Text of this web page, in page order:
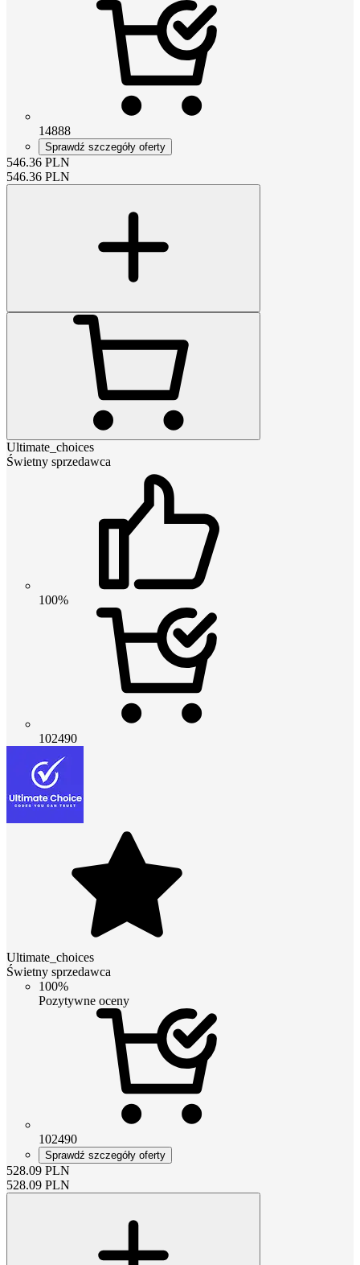
14888
Sprawdź szczegóły oferty
546.36 PLN
546.36 PLN
Ultimate_choices
Świetny sprzedawca
100%
102490
Ultimate_choices
Świetny sprzedawca
100%
Pozytywne oceny
102490
Sprawdź szczegóły oferty
528.09 PLN
528.09 PLN